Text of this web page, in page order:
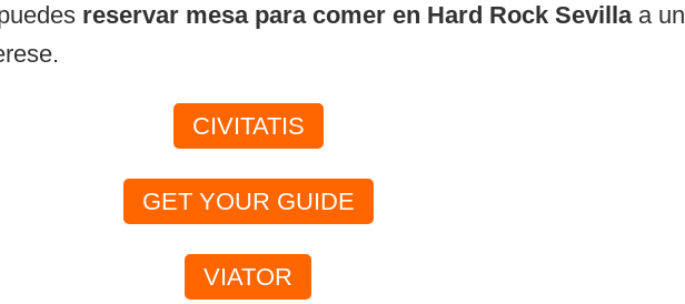
reservar mesa para comer en Hard Rock Sevillaa un
CIVITATIS
GET YOUR GUIDE
VIATOR